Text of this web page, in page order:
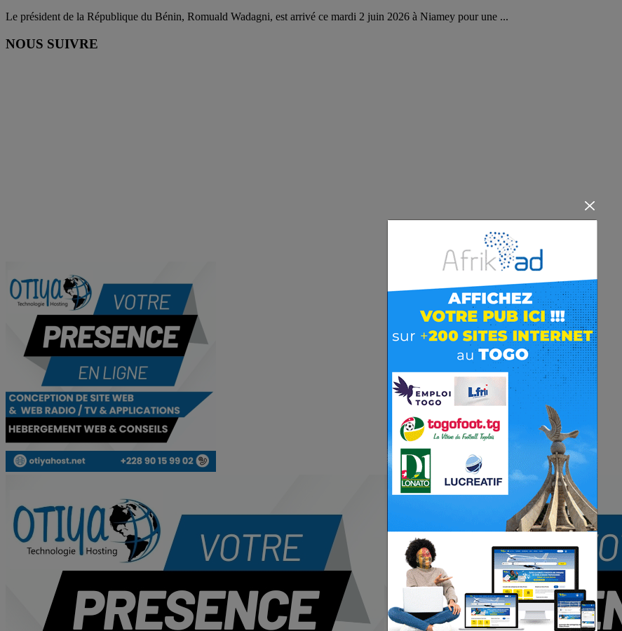
Le président de la République du Bénin, Romuald Wadagni, est arrivé ce mardi 2 juin 2026 à Niamey pour une ...
NOUS SUIVRE